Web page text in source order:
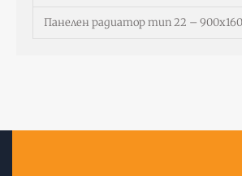
Панелен радиатор тип 22 –